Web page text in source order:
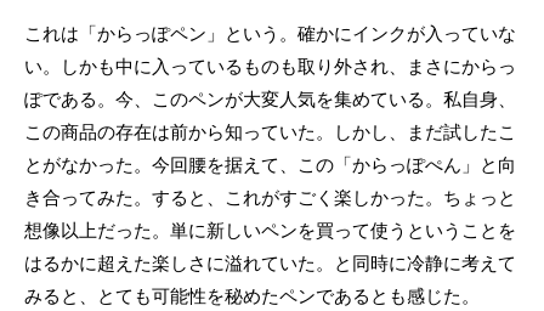
これは「からっぽペン」という。確かにインクが入っていな
い。しかも中に入っているものも取り外され、まさにからっ
ぽである。今、このペンが大変人気を集めている。私自身、
この商品の存在は前から知っていた。しかし、まだ試したこ
とがなかった。今回腰を据えて、この「からっぽぺん」と向
き合ってみた。すると、これがすごく楽しかった。ちょっと
想像以上だった。単に新しいペンを買って使うということを
はるかに超えた楽しさに溢れていた。と同時に冷静に考えて
みると、とても可能性を秘めたペンであるとも感じた。